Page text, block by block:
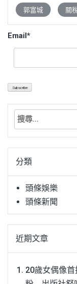
郭富城 關
Email*
搜
關
字:分類
頭條娛樂
頭條新聞
近期文章
20歲女偶像